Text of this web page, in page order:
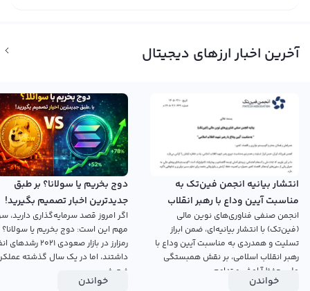
آخرین اخبار ارزهای دیجیتال
انتشار بیانیه انجمن فین‌تک به
مناسبت آیین وداع با رهبر انقلاب
اسلامی
انجمن صنفی فناوری‌های نوین مالی
(فین‌تک) با انتشار بیانیه‌ای، ضمن ابراز
تسلیت و همدردی به مناسبت آیین وداع با
رهبر انقلاب اسلامی، بر نقش همبستگی
ملی، حفظ آرامش و تداوم...
خواندن
دوج بخریم یا سولانا؟ بر طبق
جدیدترین اخبار تصمیم بگیرید!
اگر امروز قصد سرمایه‌گذاری دارید،
مهم این است: دوج بخریم یا
رمزارز در بازار صعودی ۲۰۲۱
داشتند، اما در یک سال گذشته
ضعیفی...
خواندن